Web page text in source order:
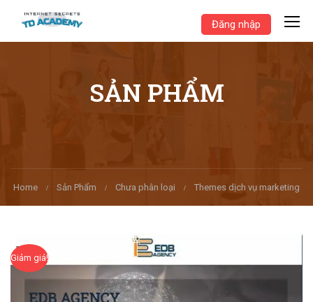
Đăng nhập
SẢN PHẨM
Home Sản Phẩm Chưa phân loại Themes dịch vụ marketing
Giảm giá!